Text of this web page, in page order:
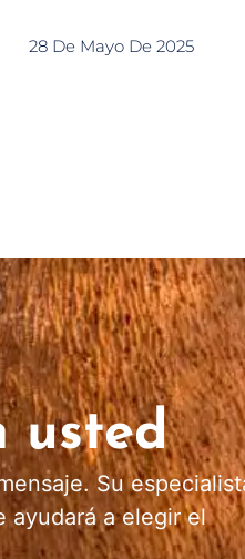
28 De Mayo De 2025
usted
Su
ayudará a elegir el